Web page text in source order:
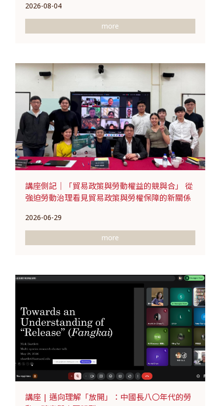
2026-08-04
more
講座側記｜「貿易政策與勞動權益的競與合」 從
強迫勞動治理看見貿易政策與勞權保障的新關係
2026-06-29
more
講座 | 邁向理解「放開」：中國長八〇年代的勞